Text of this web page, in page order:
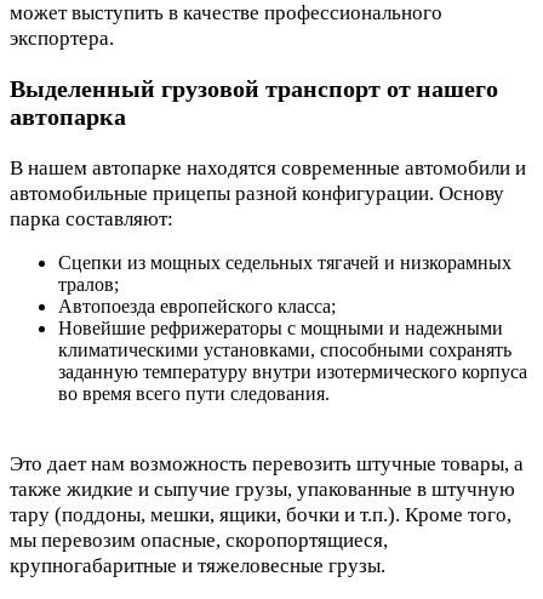
может выступить в качестве профессионального
экспортера.
Выделенный грузовой транспорт от нашего
автопарка
В нашем автопарке находятся современные автомобили и
автомобильные прицепы разной конфигурации. Основу
парка составляют:
Сцепки из мощных седельных тягачей и низкорамных
тралов;
Автопоезда европейского класса;
Новейшие рефрижераторы с мощными и надежными
климатическими установками, способными сохранять
заданную температуру внутри изотермического корпуса
во время всего пути следования.
Это дает нам возможность перевозить штучные товары, а
также жидкие и сыпучие грузы, упакованные в штучную
тару (поддоны, мешки, ящики, бочки и т.п.). Кроме того,
мы перевозим опасные, скоропортящиеся,
крупногабаритные и тяжеловесные грузы.